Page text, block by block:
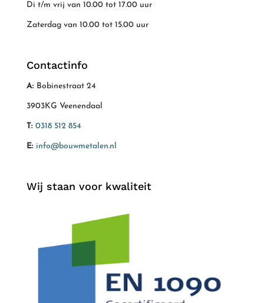
Di t/m vrij van 10.00 tot 17.00 uur
Zaterdag van 10.00 tot 15.00 uur
Contactinfo
A: Bobinestraat 24
3903KG Veenendaal
T: 0318 512 854
E: info@bouwmetalen.nl
Wij staan voor kwaliteit